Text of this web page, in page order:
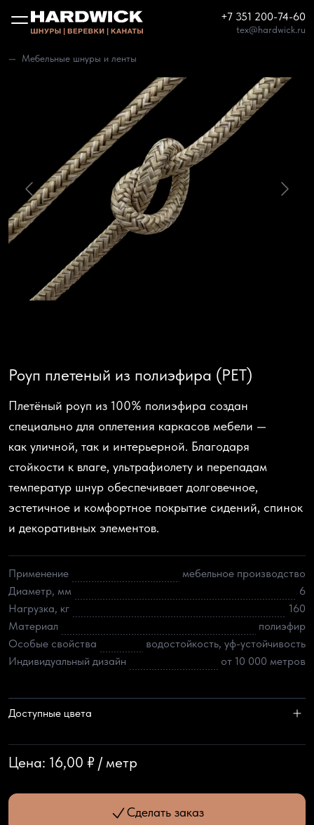
+7 351 200-74-60
tex@hardwick.ru
Мебельные шнуры и ленты
Роуп плетеный из полиэфира (PET)
Плетёный роуп из 100% полиэфира создан
специально для оплетения каркасов мебели —
как уличной, так и интерьерной. Благодаря
стойкости к влаге, ультрафиолету и перепадам
температур шнур обеспечивает долговечное,
эстетичное и комфортное покрытие сидений, спинок
и декоративных элементов.
Применение
мебельное производство
Диаметр, мм
6
Нагрузка, кг
160
Материал
полиэфир
Особые свойства
водостойкость, уф-устойчивость
Индивидуальный дизайн
от 10 000 метров
Доступные цвета
Цена: 16,00 ₽ / метр
Сделать заказ